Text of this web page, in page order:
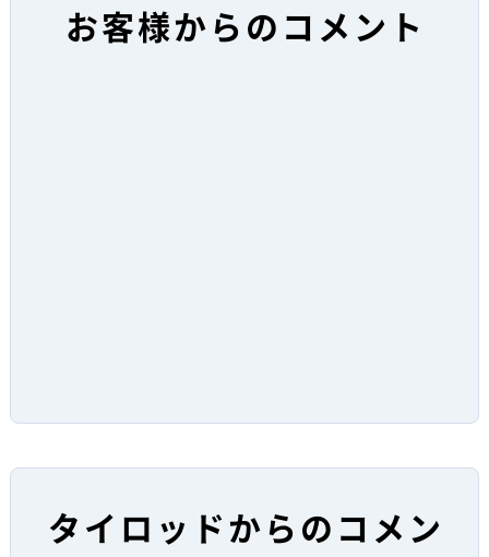
お客様からのコメント
タイロッドからのコメン